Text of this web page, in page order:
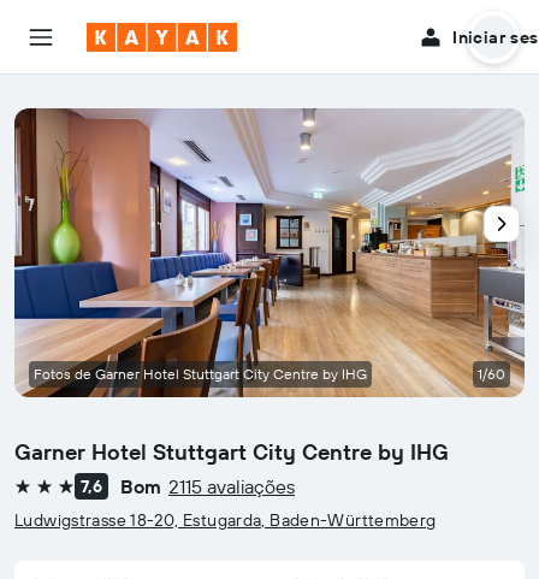
Iniciar
Garner Hotel Stuttgart City Centre by IHG
3 estrelas7,6 Bom 2115 avaliações
Ludwigstrasse 18-20, Estugarda, Baden-Württemberg
Fotos de Garner Hotel Stuttgart City Centre by IHG 1/60